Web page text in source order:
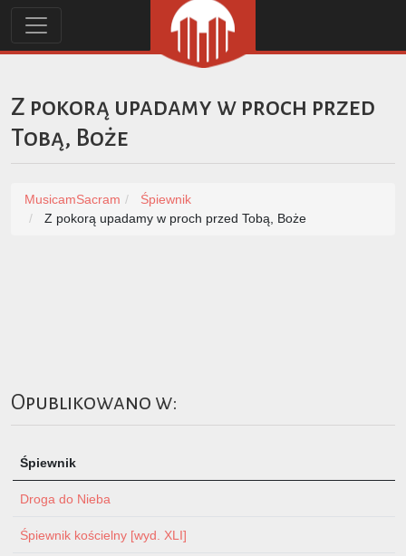
Z pokorą upadamy w proch przed
Tobą, Boże
MusicamSacram
Śpiewnik
Z pokorą upadamy w proch przed Tobą, Boże
Opublikowano w:
Śpiewnik
Droga do Nieba
Śpiewnik kościelny [wyd. XLI]